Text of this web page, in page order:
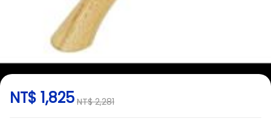
NT$ 1,825 NT$ 2,281